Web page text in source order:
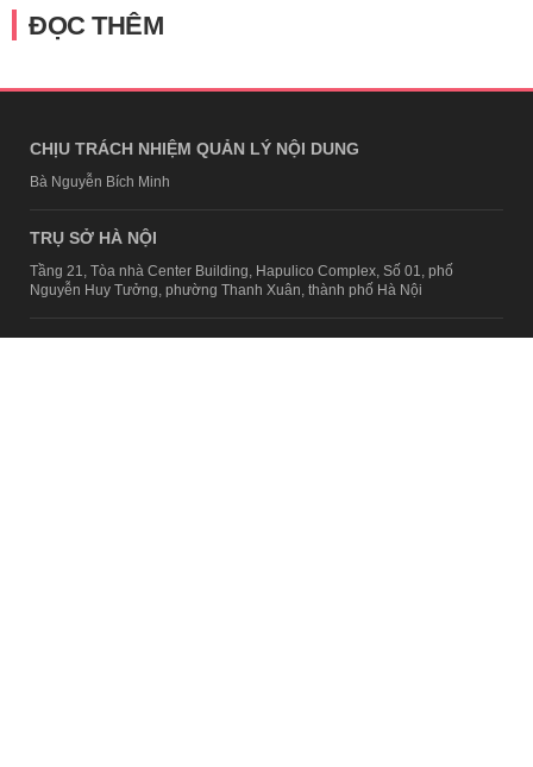
ĐỌC THÊM
CHỊU TRÁCH NHIỆM QUẢN LÝ NỘI DUNG
Bà Nguyễn Bích Minh
TRỤ SỞ HÀ NỘI
Tầng 21, Tòa nhà Center Building, Hapulico Complex, Số 01, phố
Nguyễn Huy Tưởng, phường Thanh Xuân, thành phố Hà Nội